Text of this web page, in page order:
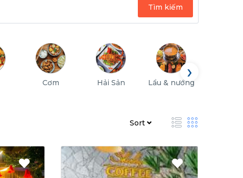
Tìm kiếm
Cơm Hải Sản Lẩu & nướng
›
Sort